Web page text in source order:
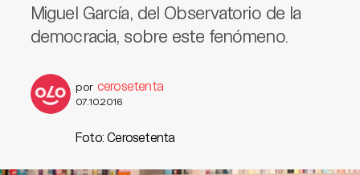
Miguel García, del Observatorio de la
democracia, sobre este fenómeno.
por cerosetenta
07.10.2016
Foto: Cerosetenta